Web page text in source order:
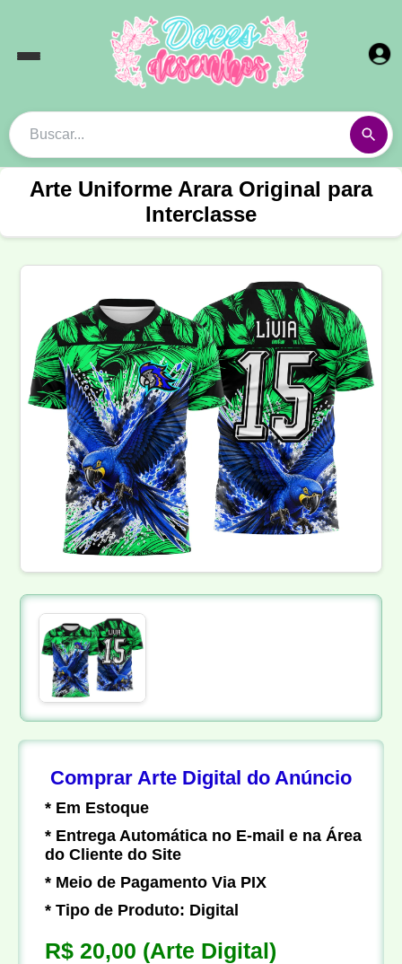
Arte Uniforme Arara Original para
Interclasse
Comprar Arte Digital do Anúncio
* Em Estoque
* Entrega Automática no E-mail e na Área
do Cliente do Site
* Meio de Pagamento Via PIX
* Tipo de Produto: Digital
R$ 20,00 (Arte Digital)